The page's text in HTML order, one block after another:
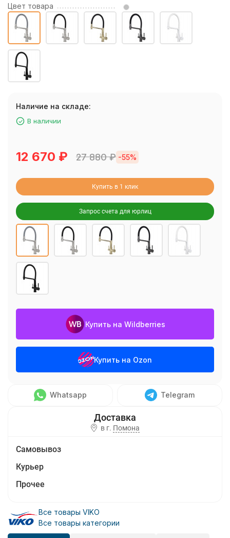
Цвет товара
Наличие на складе:
В наличии
12 670 ₽ 27 880₽ -55%
Купить в 1 клик
Запрос счета для юрлиц
Купить на Wildberries
Купить на Ozon
Whatsapp Telegram
в г. Помона
Самовывоз
Курьер
Прочее
Все товары VIKO
Все товары категории